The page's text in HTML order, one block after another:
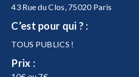
43 Rue du Clos, 75020 Paris
C’est pour qui ? :
TOUS PUBLICS !
Prix :